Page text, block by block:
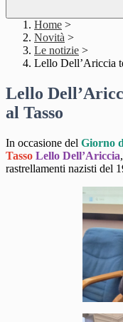
Home >
Novità >
Le notizie >
Lello Dell’Ariccia
Lello
al Tasso
In occasione del Giorno
Tasso Lello Dell’Ariccia
rastrellamenti nazisti del